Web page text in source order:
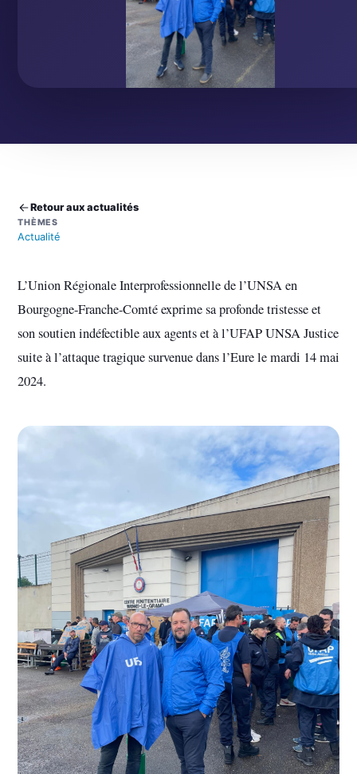
Retour aux actualités
THÈMES
Actualité
L’Union Régionale Interprofessionnelle de l’UNSA en
Bourgogne-Franche-Comté exprime sa profonde tristesse et
son soutien indéfectible aux agents et à l’UFAP UNSA Justice
suite à l’attaque tragique survenue dans l’Eure le mardi 14 mai
2024.